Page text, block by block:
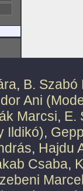
, B. Szabó
Ani
Marcsi, E.
Ildikó),
, Hajdu
Csaba,